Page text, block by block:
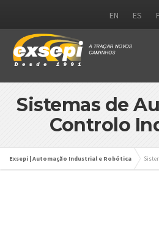
EN ES
Sistemas de
Controlo
Exsepi | Automação Industrial e Robótica